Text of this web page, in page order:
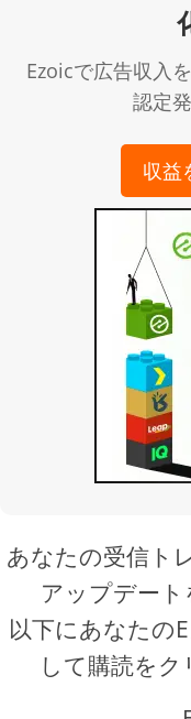
Ezoicで広告収入
認定
収益
あなたの受信ト
アップデー
以下にあなたの
して購読をク